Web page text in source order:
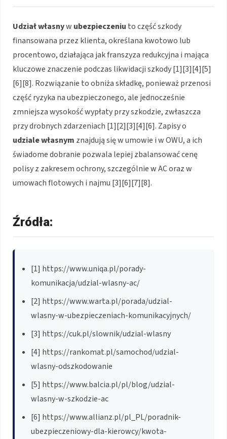
Udział własnyw ubezpieczeniu to część szkody
finansowana przez klienta, określana kwotowo lub
procentowo, działająca jak franszyza redukcyjna i mająca
kluczowe znaczenie podczas likwidacji szkody [1][3][4][5]
[6][8]. Rozwiązanie to obniża składkę, ponieważ przenosi
część ryzyka na ubezpieczonego, ale jednocześnie
zmniejsza wysokość wypłaty przy szkodzie, zwłaszcza
przy drobnych zdarzeniach [1][2][3][4][6]. Zapisy o
udziale własnym znajdują się w umowie i w OWU, a ich
świadome dobranie pozwala lepiej zbalansować cenę
polisy z zakresem ochrony, szczególnie w AC oraz w
umowach flotowych i najmu [3][6][7][8].
Źródła:
[1] https://www.uniqa.pl/porady-
komunikacja/udzial-wlasny-ac/
[2] https://www.warta.pl/porada/udzial-
wlasny-w-ubezpieczeniach-komunikacyjnych/
[3] https://cuk.pl/slownik/udzial-wlasny
[4] https://rankomat.pl/samochod/udzial-
wlasny-odszkodowanie
[5] https://www.balcia.pl/pl/blog/udzial-
wlasny-w-szkodzie-ac
[6] https://www.allianz.pl/pl_PL/poradnik-
ubezpieczeniowy-dla-kierowcy/kwota-